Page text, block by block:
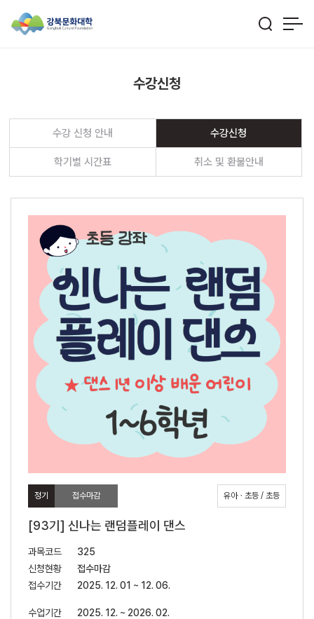
수강신청
수강 신청 안내 수강신청
학기별 시간표 취소 및 환불안내
정기 접수마감 유아ㆍ초등 / 초등
[93기] 신나는 랜덤플레이 댄스
과목코드
325
신청현황
접수마감
접수기간
2025. 12. 01 ~ 12. 06.
수업기간
2025. 12. ~ 2026. 02.